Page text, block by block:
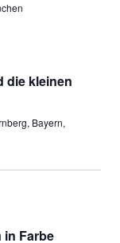
die kleinen
Bayern,
in Farbe